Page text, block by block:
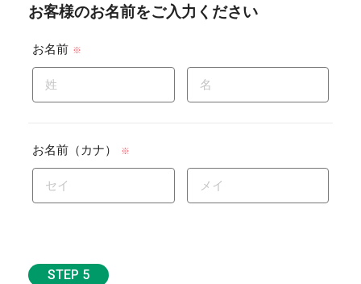
お客様のお名前をご入力ください
お名前 ※
お名前（カナ） ※
STEP 5